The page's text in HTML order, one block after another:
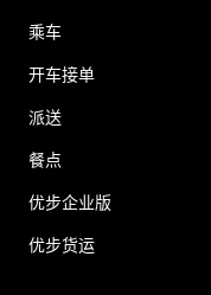
乘车
开车接单
派送
餐点
优步企业版
优步货运